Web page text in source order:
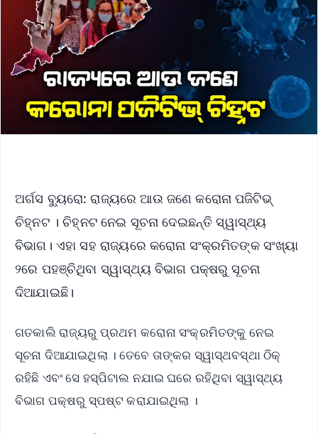
ଅର୍ଗସ ବ୍ୟୁରୋ: ରାଜ୍ୟରେ ଆଉ ଜଣେ କରୋନା ପଜିଟିଭ୍
ଚିହ୍ନଟ । ଚିହ୍ନଟ ନେଇ ସୂଚନା ଦେଇଛନ୍ତି ସ୍ୱାସ୍ଥ୍ୟ
ବିଭାଗ। ଏହା ସହ ରାଜ୍ୟରେ କରୋନା ସଂକ୍ରମିତଙ୍କ ସଂଖ୍ୟା
୨ରେ ପହଞ୍ଚିଥିବା ସ୍ୱାସ୍ଥ୍ୟ ବିଭାଗ ପକ୍ଷରୁ ସୂଚନା
ଦିଆଯାଇଛି।
ଗତକାଲି ରାଜ୍ୟରୁ ପ୍ରଥମ କରୋନା ସଂକ୍ରମିତଙ୍କୁ ନେଇ
ସୂଚନା ଦିଆଯାଇଥିଲା । ତେବେ ତାଙ୍କର ସ୍ୱାସ୍ଥବସ୍ଥା ଠିକ୍
ରହିଛି ଏବଂ ସେ ହସ୍ପିଟାଲ ନଯାଇ ଘରେ ରହିଥିବା ସ୍ୱାସ୍ଥ୍ୟ
ବିଭାଗ ପକ୍ଷରୁ ସ୍ପଷ୍ଟ କରାଯାଇଥିଲା ।